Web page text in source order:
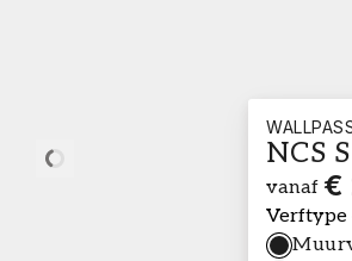
Loading… NCS
vanaf €
Verftype